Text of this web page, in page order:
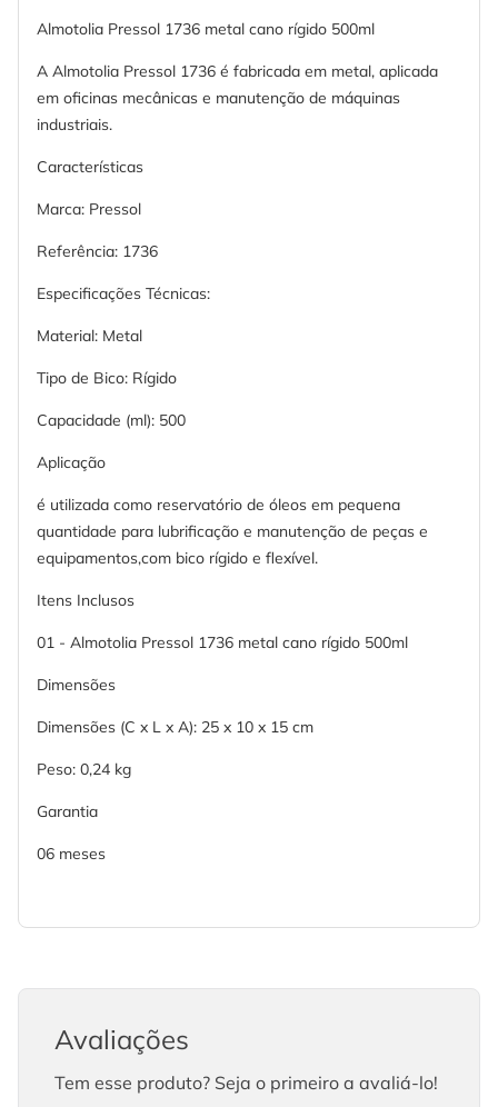
Almotolia Pressol 1736 metal cano rígido 500ml
A Almotolia Pressol 1736 é fabricada em metal, aplicada
em oficinas mecânicas e manutenção de máquinas
industriais.
Características
Marca: Pressol
Referência: 1736
Especificações Técnicas:
Material: Metal
Tipo de Bico: Rígido
Capacidade (ml): 500
Aplicação
é utilizada como reservatório de óleos em pequena
quantidade para lubrificação e manutenção de peças e
equipamentos,com bico rígido e flexível.
Itens Inclusos
01 - Almotolia Pressol 1736 metal cano rígido 500ml
Dimensões
Dimensões (C x L x A): 25 x 10 x 15 cm
Peso: 0,24 kg
Garantia
06 meses
Avaliações
Tem esse produto? Seja o primeiro a avaliá-lo!